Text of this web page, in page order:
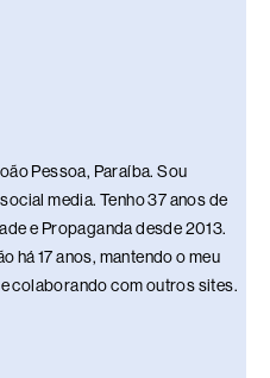
Pessoa, Paraíba. Sou
media. Tenho 37 anos de
e Propaganda desde 2013.
há 17 anos, mantendo o meu
colaborando com outros sites.